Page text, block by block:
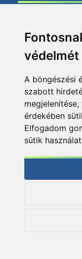
védelmét
A böngészési
szabott
érdekében
Elfogadom
sütik
H-P:
Sz: 8:00
+36 20
E-mail:
Cím: